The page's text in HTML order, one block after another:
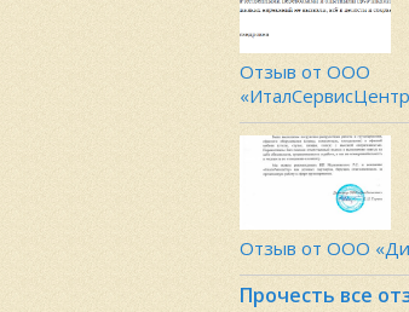
Отзыв от ООО
Отзыв от ООО
Прочесть все